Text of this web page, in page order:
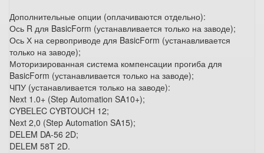
Дополнительные опции (оплачиваются отдельно):
Ось R для BasicForm (устанавливается только на заводе);
Ось Х на сервоприводе для BasicForm (устанавливается
только на заводе);
Моторизированная система компенсации прогиба для
BasicForm (устанавливается только на заводе);
ЧПУ (устанавливается только на заводе):
Next 1.0+ (Step Automation SA10+);
CYBELEC CYBTOUCH 12;
Next 2,0 (Step Automation SA15);
DELEM DA-56 2D;
DELEM 58T 2D.